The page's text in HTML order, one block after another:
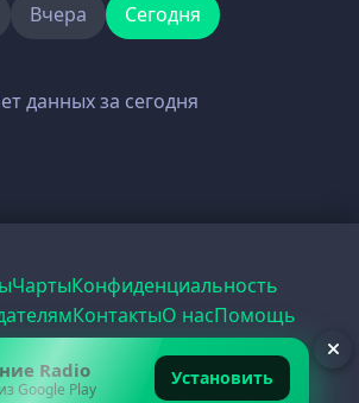
Вчера Сегодня
данных за сегодня
ЧартыКонфиденциальность
КонтактыО насПомощь
РадиоPDFRecordЕГЭ
Radio
Google Play Установить